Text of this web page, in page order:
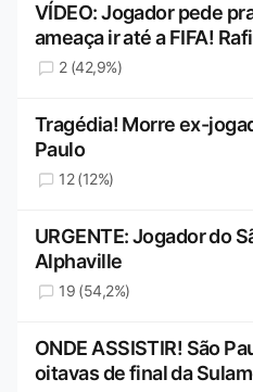
VÍDEO: Jogador pede
ameaça ir até a FIFA!
2 (42,9%)
Tragédia! Morre ex-
Paulo
12 (12%)
URGENTE: Jogador do
Alphaville
19 (54,2%)
ONDE ASSISTIR! São
oitavas de final da